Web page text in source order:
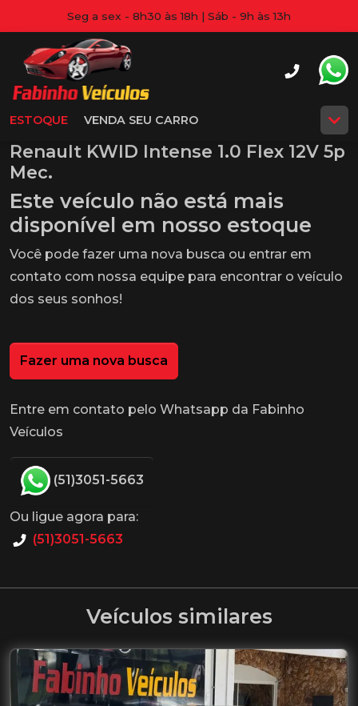
Seg a sex - 8h30 às 18h | Sáb - 9h às 13h
ESTOQUE VENDA SEU CARRO
Renault KWID Intense 1.0 Flex 12V 5p
Mec.
Este veículo não está mais
disponível em nosso estoque
Você pode fazer uma nova busca ou entrar em
contato com nossa equipe para encontrar o veículo
dos seus sonhos!
Fazer uma nova busca
Entre em contato pelo Whatsapp da Fabinho
Veículos
(51)3051-5663
Ou ligue agora para:
(51)3051-5663
Veículos similares